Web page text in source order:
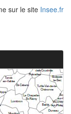
sur le site Insee.fr